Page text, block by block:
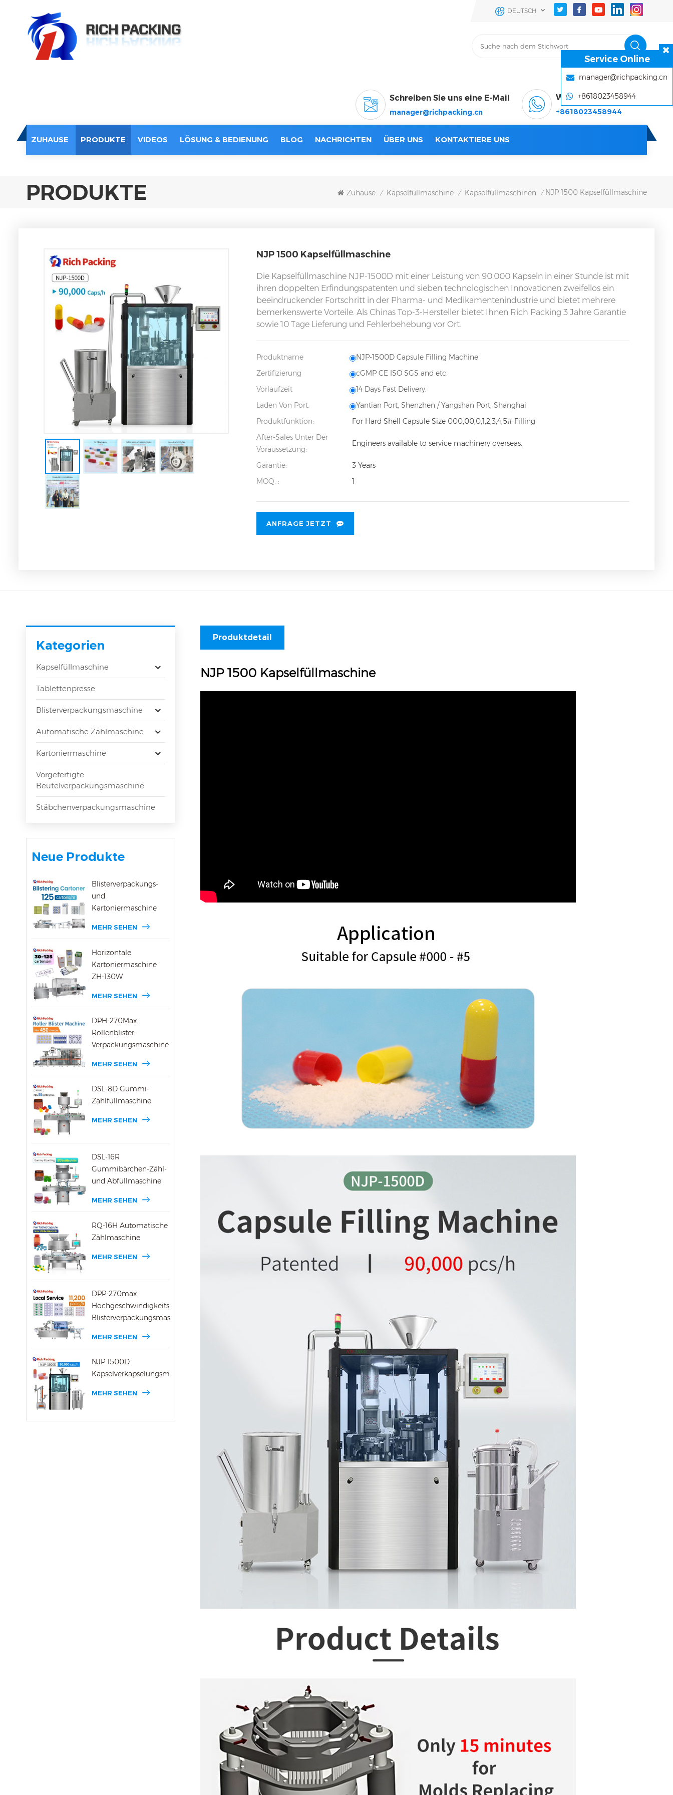
DEUTSCH
Schreiben Sie uns eine E-Mail
manager@richpacking.cn
WhatsApp & Wechat
+8618023458944
ZUHAUSE PRODUKTE VIDEOS LÖSUNG & BEDIENUNG BLOG NACHRICHTEN ÜBER UNS KONTAKTIERE UNS
PRODUKTE Zuhause / Kapselfüllmaschine / Kapselfüllmaschinen / NJP 1500 Kapselfüllmaschine
NJP 1500 Kapselfüllmaschine
Die Kapselfüllmaschine NJP-1500D mit einer Leistung von 90.000 Kapseln in einer Stunde ist mit
ihren doppelten Erfindungspatenten und sieben technologischen Innovationen zweifellos ein
beeindruckender Fortschritt in der Pharma- und Medikamentenindustrie und bietet mehrere
bemerkenswerte Vorteile. Als Chinas Top-3-Hersteller bietet Ihnen Rich Packing 3 Jahre Garantie
sowie 10 Tage Lieferung und Fehlerbehebung vor Ort.
Produktname
NJP-1500D Capsule Filling Machine
Zertifizierung
cGMP CE ISO SGS and etc.
Vorlaufzeit
14 Days Fast Delivery.
Laden Von Port.
Yantian Port, Shenzhen / Yangshan Port, Shanghai
Produktfunktion:
For Hard Shell Capsule Size 000,00,0,1,2,3,4,5# Filling
After-Sales Unter Der
Voraussetzung:
Engineers available to service machinery overseas.
Garantie:
3 Years
MOQ. :
1
ANFRAGE JETZT
Kategorien
Kapselfüllmaschine
Tablettenpresse
Blisterverpackungsmaschine
Automatische Zählmaschine
Kartoniermaschine
Vorgefertigte
Beutelverpackungsmaschine
Stäbchenverpackungsmaschine
Neue Produkte
Blisterverpackungs-
und
Kartoniermaschine
MEHR SEHEN
Horizontale
Kartoniermaschine
ZH-130W
MEHR SEHEN
DPH-270Max
Rollenblister-
Verpackungsmaschine
MEHR SEHEN
DSL-8D Gummi-
Zählfüllmaschine
MEHR SEHEN
DSL-16R
Gummibärchen-Zähl-
und Abfüllmaschine
MEHR SEHEN
RQ-16H Automatische
Zählmaschine
MEHR SEHEN
DPP-270max
Hochgeschwindigkeits-
Blisterverpackungsmaschine
MEHR SEHEN
NJP 1500D
Kapselverkapselungsmaschine
MEHR SEHEN
Produktdetail
NJP 1500 Kapselfüllmaschine
Service Online
manager@richpacking.cn
+8618023458944